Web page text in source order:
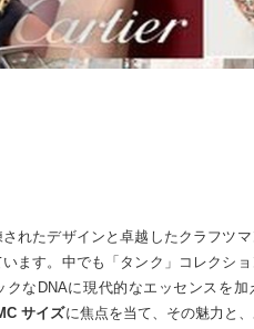
れたデザインと卓越したクラフツ
ます。中でも「タンク」コレクシ
なDNAに現代的なエッセンスを加
サイズに焦点を当て、その魅力と